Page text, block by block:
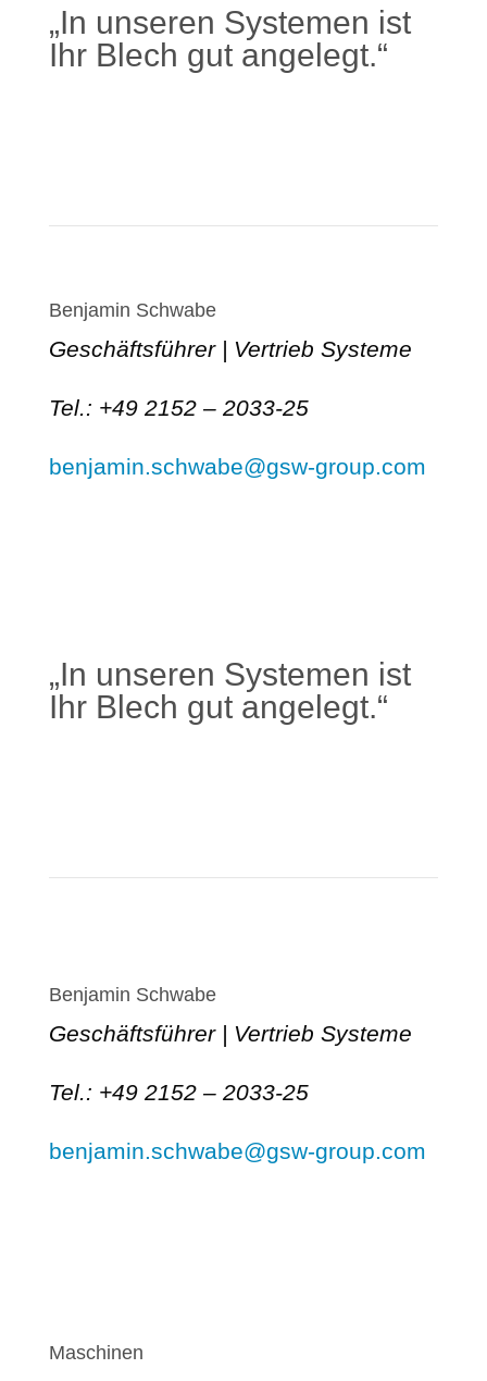
„In unseren Systemen ist
Ihr Blech gut angelegt.“
Benjamin Schwabe
Geschäftsführer | Vertrieb Systeme
Tel.: +49 2152 – 2033-25
benjamin.schwabe@gsw-group.com
„In unseren Systemen ist
Ihr Blech gut angelegt.“
Benjamin Schwabe
Geschäftsführer | Vertrieb Systeme
Tel.: +49 2152 – 2033-25
benjamin.schwabe@gsw-group.com
Maschinen